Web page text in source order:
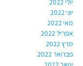
יולי 2022
יוני 2022
מאי 2022
אפריל 2022
מרץ 2022
פברואר 2022